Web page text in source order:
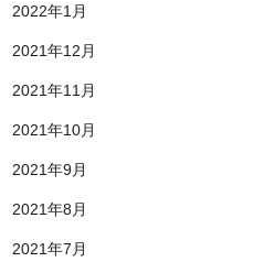
2022年1月
2021年12月
2021年11月
2021年10月
2021年9月
2021年8月
2021年7月